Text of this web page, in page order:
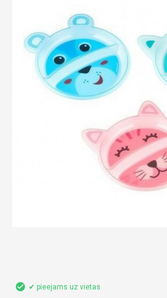
✔ pieejams uz vietas